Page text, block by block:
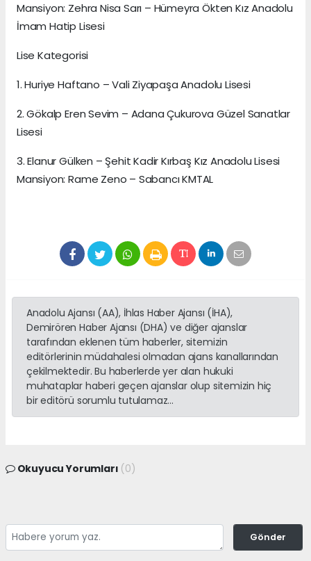
Mansiyon: Zehra Nisa Sarı – Hümeyra Ökten Kız Anadolu
İmam Hatip Lisesi
Lise Kategorisi
1. Huriye Haftano – Vali Ziyapaşa Anadolu Lisesi
2. Gökalp Eren Sevim – Adana Çukurova Güzel Sanatlar
Lisesi
3. Elanur Gülken – Şehit Kadir Kırbaş Kız Anadolu Lisesi
Mansiyon: Rame Zeno – Sabancı KMTAL
Anadolu Ajansı (AA), İhlas Haber Ajansı (İHA),
Demirören Haber Ajansı (DHA) ve diğer ajanslar
tarafından eklenen tüm haberler, sitemizin
editörlerinin müdahalesi olmadan ajans kanallarından
çekilmektedir. Bu haberlerde yer alan hukuki
muhataplar haberi geçen ajanslar olup sitemizin hiç
bir editörü sorumlu tutulamaz...
Okuyucu Yorumları (0)
Gönder